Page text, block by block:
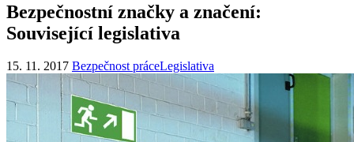
Bezpečnostní značky a značení:
Související legislativa
15. 11. 2017 Bezpečnost práceLegislativa